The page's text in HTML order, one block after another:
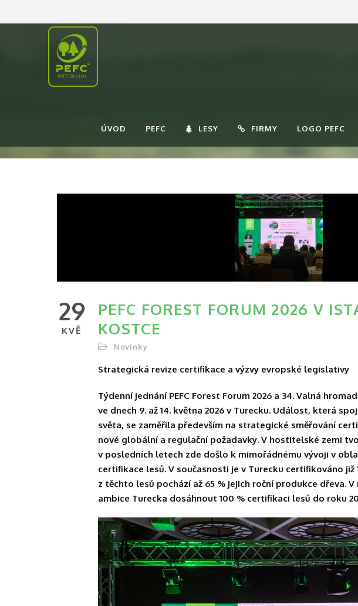
ÚVOD PEFC LESY FIRMY LOGO PEFC
29
KVĚ
PEFC FOREST FORUM 2026 V
KOSTCE
Novinky
Strategická revize certifikace a výzvy evropské legislativy
Týdenní jednání PEFC Forest Forum 2026 a 34. Valná
ve dnech 9. až 14. května 2026 v Turecku. Událost, která
světa, se zaměřila především na strategické směřování
nové globální a regulační požadavky. V hostitelské zemi
v posledních letech zde došlo k mimořádnému vývoji v
certifikace lesů. V současnosti je v Turecku certifikováno již
z těchto lesů pochází až 65 % jejich roční produkce dřeva.
ambice Turecka dosáhnout 100 % certifikaci lesů do roku